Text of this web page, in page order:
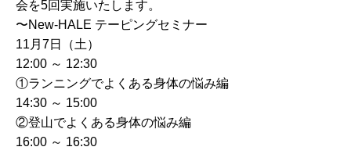
会を5回実施いたします。
〜New-HALE テーピングセミナー
11月7日（土）
12:00 ～ 12:30
①ランニングでよくある身体の悩み編
14:30 ～ 15:00
②登山でよくある身体の悩み編
16:00 ～ 16:30